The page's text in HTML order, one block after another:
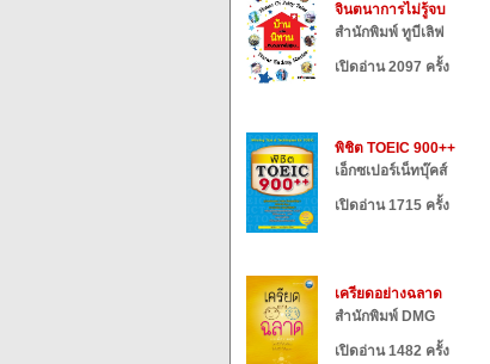
จินตนาการไม่รู้จบ
สำนักพิมพ์ ทูบีเลิฟ
เปิดอ่าน 2097 ครั้ง
พิชิต TOEIC 900++
เอ็กซเปอร์เน็ทบุ๊คส์
เปิดอ่าน 1715 ครั้ง
เครียดอย่างฉลาด
สำนักพิมพ์ DMG
เปิดอ่าน 1482 ครั้ง